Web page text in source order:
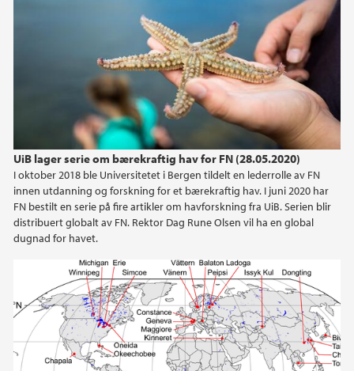
UiB lager serie om bærekraftig hav for FN (28.05.2020)
I oktober 2018 ble Universitetet i Bergen tildelt en lederrolle av FN
innen utdanning og forskning for et bærekraftig hav. I juni 2020 har
FN bestilt en serie på fire artikler om havforskning fra UiB. Serien blir
distribuert globalt av FN. Rektor Dag Rune Olsen vil ha en global
dugnad for havet.
2024
2023
2021
2020
2019
2017